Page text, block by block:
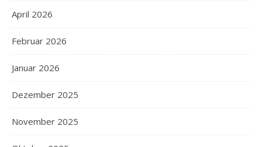
April 2026
Februar 2026
Januar 2026
Dezember 2025
November 2025